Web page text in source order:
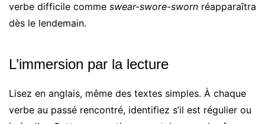
verbe difficile comme swear-swore-sworn réapparaîtra
dès le lendemain.
L’immersion par la lecture
Lisez en anglais, même des textes simples. À chaque
verbe au passé rencontré, identifiez s’il est régulier ou